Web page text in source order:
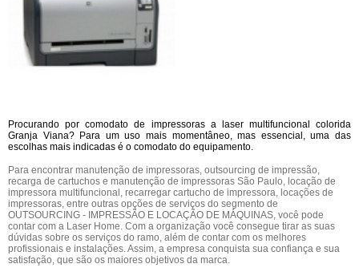
Procurando por comodato de impressoras a laser multifuncional colorida
Granja Viana? Para um uso mais momentâneo, mas essencial, uma das
escolhas mais indicadas é o comodato do equipamento.
Para encontrar manutenção de impressoras, outsourcing de impressão,
recarga de cartuchos e manutenção de impressoras São Paulo, locação de
impressora multifuncional, recarregar cartucho de impressora, locações de
impressoras, entre outras opções de serviços do segmento de
OUTSOURCING - IMPRESSÃO E LOCAÇÃO DE MÁQUINAS, você pode
contar com a Laser Home. Com a organização você consegue tirar as suas
dúvidas sobre os serviços do ramo, além de contar com os melhores
profissionais e instalações. Assim, a empresa conquista sua confiança e sua
satisfação, que são os maiores objetivos da marca.